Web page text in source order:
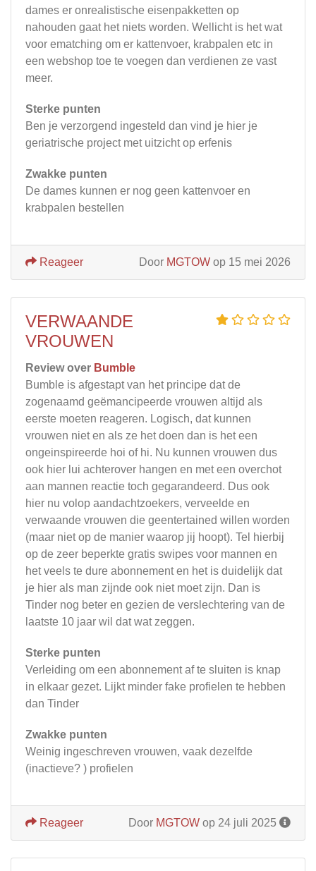
dames er onrealistische eisenpakketten op
nahouden gaat het niets worden. Wellicht is het wat
voor ematching om er kattenvoer, krabpalen etc in
een webshop toe te voegen dan verdienen ze vast
meer.
Sterke punten
Ben je verzorgend ingesteld dan vind je hier je
geriatrische project met uitzicht op erfenis
Zwakke punten
De dames kunnen er nog geen kattenvoer en
krabpalen bestellen
Door MGTOW op 15 mei 2026
Reageer
VERWAANDE
VROUWEN
Review over Bumble
Bumble is afgestapt van het principe dat de
zogenaamd geëmancipeerde vrouwen altijd als
eerste moeten reageren. Logisch, dat kunnen
vrouwen niet en als ze het doen dan is het een
ongeinspireerde hoi of hi. Nu kunnen vrouwen dus
ook hier lui achterover hangen en met een overchot
aan mannen reactie toch gegarandeerd. Dus ook
hier nu volop aandachtzoekers, verveelde en
verwaande vrouwen die geentertained willen worden
(maar niet op de manier waarop jij hoopt). Tel hierbij
op de zeer beperkte gratis swipes voor mannen en
het veels te dure abonnement en het is duidelijk dat
je hier als man zijnde ook niet moet zijn. Dan is
Tinder nog beter en gezien de verslechtering van de
laatste 10 jaar wil dat wat zeggen.
Sterke punten
Verleiding om een abonnement af te sluiten is knap
in elkaar gezet. Lijkt minder fake profielen te hebben
dan Tinder
Zwakke punten
Weinig ingeschreven vrouwen, vaak dezelfde
(inactieve? ) profielen
Door MGTOW op 24 juli 2025
Reageer